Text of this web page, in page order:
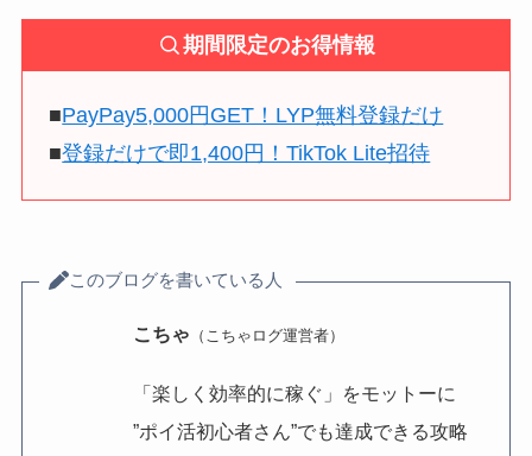
期間限定のお得情報
■PayPay5,000円GET！LYP無料登録だけ
■登録だけで即1,400円！TikTok Lite招待
このブログを書いている人
こちゃ （こちゃログ運営者）
「楽しく効率的に稼ぐ」をモットーに
”ポイ活初心者さん”でも達成できる攻略